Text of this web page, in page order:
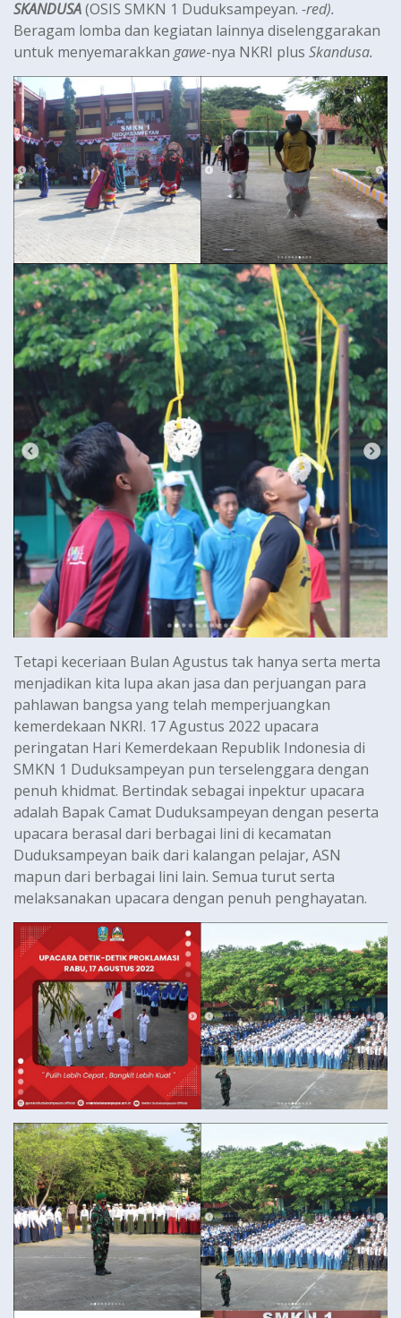
SKANDUSA(OSIS SMKN 1 Duduksampeyan. -red).
Beragam lomba dan kegiatan lainnya diselenggarakan
untuk menyemarakkan gawe-nya NKRI plus Skandusa.
Tetapi keceriaan Bulan Agustus tak hanya serta merta
menjadikan kita lupa akan jasa dan perjuangan para
pahlawan bangsa yang telah memperjuangkan
kemerdekaan NKRI. 17 Agustus 2022 upacara
peringatan Hari Kemerdekaan Republik Indonesia di
SMKN 1 Duduksampeyan pun terselenggara dengan
penuh khidmat. Bertindak sebagai inpektur upacara
adalah Bapak Camat Duduksampeyan dengan peserta
upacara berasal dari berbagai lini di kecamatan
Duduksampeyan baik dari kalangan pelajar, ASN
mapun dari berbagai lini lain. Semua turut serta
melaksanakan upacara dengan penuh penghayatan.